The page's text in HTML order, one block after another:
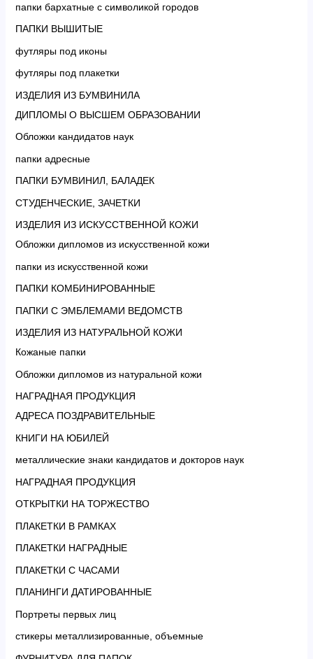
папки бархатные с символикой городов
ПАПКИ ВЫШИТЫЕ
футляры под иконы
футляры под плакетки
ИЗДЕЛИЯ ИЗ БУМВИНИЛА
ДИПЛОМЫ О ВЫСШЕМ ОБРАЗОВАНИИ
Обложки кандидатов наук
папки адресные
ПАПКИ БУМВИНИЛ, БАЛАДЕК
СТУДЕНЧЕСКИЕ, ЗАЧЕТКИ
ИЗДЕЛИЯ ИЗ ИСКУССТВЕННОЙ КОЖИ
Обложки дипломов из искусственной кожи
папки из искусственной кожи
ПАПКИ КОМБИНИРОВАННЫЕ
ПАПКИ С ЭМБЛЕМАМИ ВЕДОМСТВ
ИЗДЕЛИЯ ИЗ НАТУРАЛЬНОЙ КОЖИ
Кожаные папки
Обложки дипломов из натуральной кожи
НАГРАДНАЯ ПРОДУКЦИЯ
АДРЕСА ПОЗДРАВИТЕЛЬНЫЕ
КНИГИ НА ЮБИЛЕЙ
металлические знаки кандидатов и докторов наук
НАГРАДНАЯ ПРОДУКЦИЯ
ОТКРЫТКИ НА ТОРЖЕСТВО
ПЛАКЕТКИ В РАМКАХ
ПЛАКЕТКИ НАГРАДНЫЕ
ПЛАКЕТКИ С ЧАСАМИ
ПЛАНИНГИ ДАТИРОВАННЫЕ
Портреты первых лиц
стикеры металлизированные, объемные